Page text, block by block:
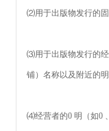
⑵用于出版物发行的固
⑶用于出版物发行的经
铺）名称以及附近的明
⑷经营者的0 明（如0